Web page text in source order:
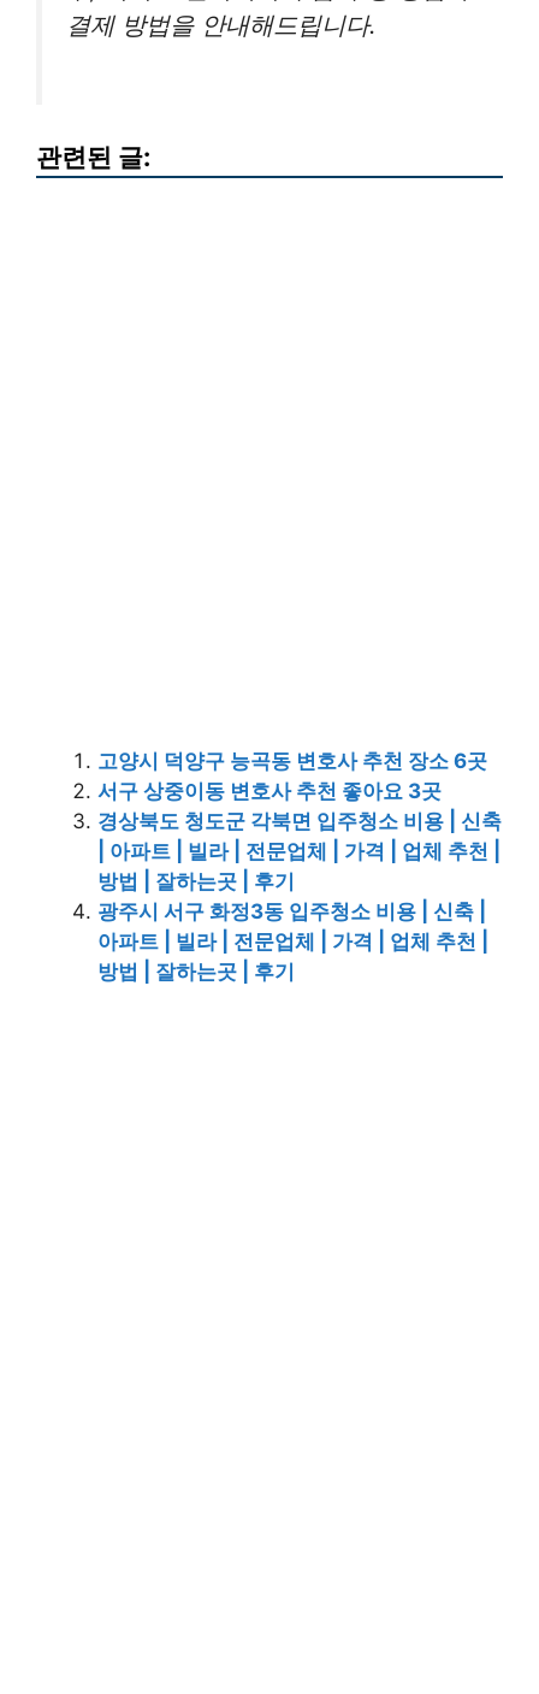
결제 방법을 안내해드립니다.
관련된 글:
고양시 덕양구 능곡동 변호사 추천 장소 6곳
서구 상중이동 변호사 추천 좋아요 3곳
경상북도 청도군 각북면 입주청소 비용 | 신축
| 아파트 | 빌라 | 전문업체 | 가격 | 업체 추천 |
방법 | 잘하는곳 | 후기
광주시 서구 화정3동 입주청소 비용 | 신축 |
아파트 | 빌라 | 전문업체 | 가격 | 업체 추천 |
방법 | 잘하는곳 | 후기